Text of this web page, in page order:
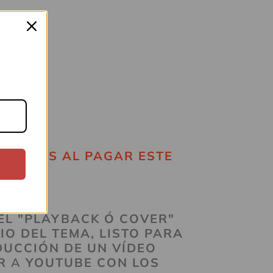
AL PAGAR ESTE
"PLAYBACK Ó COVER"
DEL TEMA, LISTO PARA
DE UN VÍDEO
A YOUTUBE CON LOS